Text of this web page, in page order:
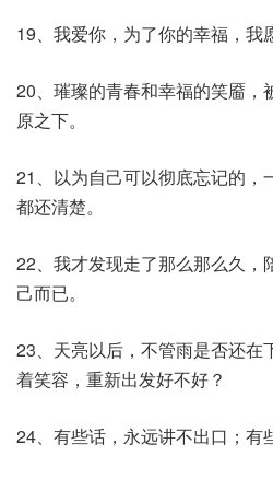
19、我爱你，为了你的幸福，我
20、璀璨的青春和幸福的笑靥，
原之下。
21、以为自己可以彻底忘记的，
都还清楚。
22、我才发现走了那么那么久，
己而已。
23、天亮以后，不管雨是否还在
着笑容，重新出发好不好？
24、有些话，永远讲不出口；有